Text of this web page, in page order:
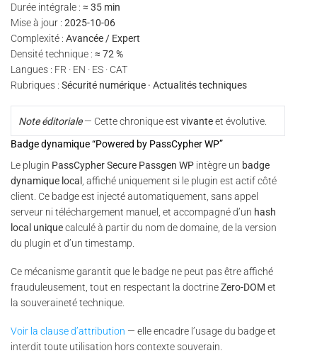
Durée intégrale : ≈ 35 min
Mise à jour : 2025-10-06
Complexité : Avancée / Expert
Densité technique : ≈ 72 %
Langues : FR · EN · ES · CAT
Rubriques : Sécurité numérique · Actualités techniques
Note éditoriale— Cette chronique est vivanteet évolutive.
Badge dynamique “Powered by PassCypher WP”
Le plugin PassCypher Secure Passgen WP intègre un badge
dynamique local , affiché uniquement si le plugin est actif côté
client. Ce badge est injecté automatiquement, sans appel
serveur ni téléchargement manuel, et accompagné d’un hash
local uniquecalculé à partir du nom de domaine, de la version
du plugin et d’un timestamp.
Ce mécanisme garantit que le badge ne peut pas être affiché
frauduleusement, tout en respectant la doctrineZero-DOM et
la souveraineté technique.
Voir la clause d’attribution — elle encadre l’usage du badge et
interdit toute utilisation hors contexte souverain.